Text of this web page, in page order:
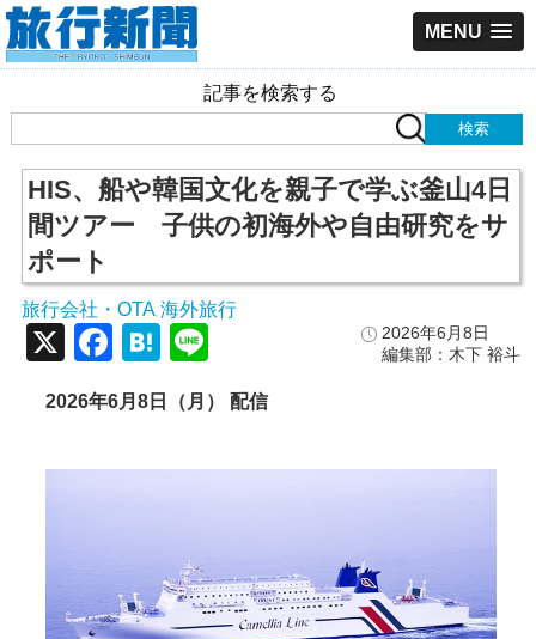
MENU
記事を検索する
HIS、船や韓国文化を親子で学ぶ釜山4日
間ツアー 子供の初海外や自由研究をサ
ポート
旅行会社・OTA, 海外旅行
2026年6月8日
編集部：木下 裕斗
X Facebook
Hatena
2026年6月8日（月） 配信